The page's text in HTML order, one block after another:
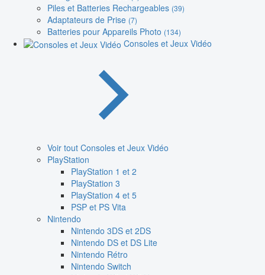
Piles et Batteries Rechargeables (39)
Adaptateurs de Prise (7)
Batteries pour Appareils Photo (134)
Consoles et Jeux Vidéo
Voir tout Consoles et Jeux Vidéo
PlayStation
PlayStation 1 et 2
PlayStation 3
PlayStation 4 et 5
PSP et PS Vita
Nintendo
Nintendo 3DS et 2DS
Nintendo DS et DS Lite
Nintendo Rétro
Nintendo Switch